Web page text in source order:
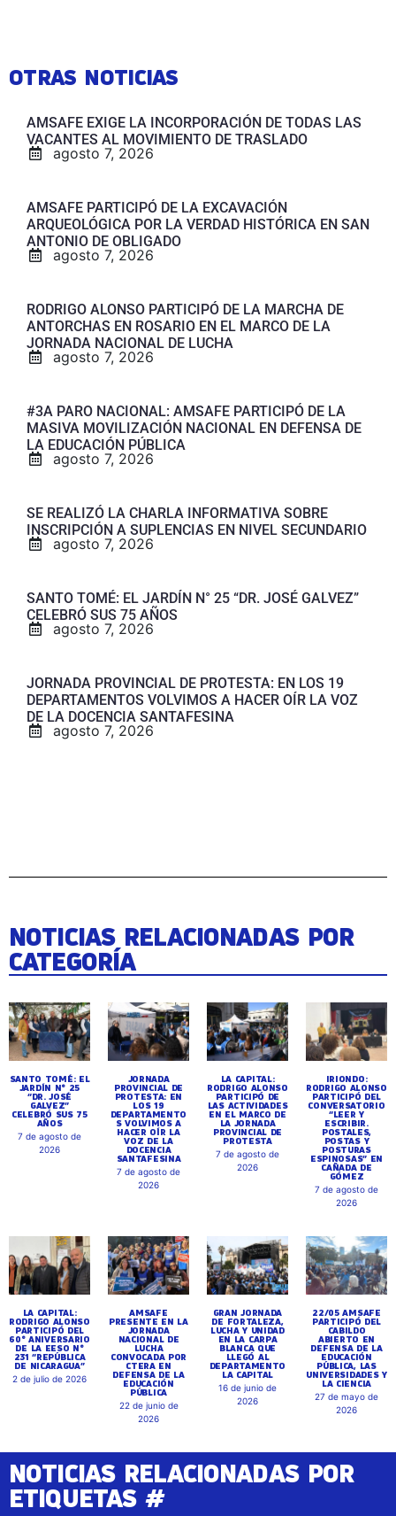
OTRAS NOTICIAS
AMSAFE EXIGE LA INCORPORACIÓN DE TODAS LAS
VACANTES AL MOVIMIENTO DE TRASLADO
agosto 7, 2026
AMSAFE PARTICIPÓ DE LA EXCAVACIÓN
ARQUEOLÓGICA POR LA VERDAD HISTÓRICA EN SAN
ANTONIO DE OBLIGADO
agosto 7, 2026
RODRIGO ALONSO PARTICIPÓ DE LA MARCHA DE
ANTORCHAS EN ROSARIO EN EL MARCO DE LA
JORNADA NACIONAL DE LUCHA
agosto 7, 2026
#3A PARO NACIONAL: AMSAFE PARTICIPÓ DE LA
MASIVA MOVILIZACIÓN NACIONAL EN DEFENSA DE
LA EDUCACIÓN PÚBLICA
agosto 7, 2026
SE REALIZÓ LA CHARLA INFORMATIVA SOBRE
INSCRIPCIÓN A SUPLENCIAS EN NIVEL SECUNDARIO
agosto 7, 2026
SANTO TOMÉ: EL JARDÍN N° 25 “DR. JOSÉ GALVEZ”
CELEBRÓ SUS 75 AÑOS
agosto 7, 2026
JORNADA PROVINCIAL DE PROTESTA: EN LOS 19
DEPARTAMENTOS VOLVIMOS A HACER OÍR LA VOZ
DE LA DOCENCIA SANTAFESINA
agosto 7, 2026
NOTICIAS RELACIONADAS POR
CATEGORÍA
SANTO TOMÉ: EL
JARDÍN N° 25
“DR. JOSÉ
GALVEZ”
CELEBRÓ SUS 75
AÑOS
7 de agosto de
2026
JORNADA
PROVINCIAL DE
PROTESTA: EN
LOS 19
DEPARTAMENTO
S VOLVIMOS A
HACER OÍR LA
VOZ DE LA
DOCENCIA
SANTAFESINA
7 de agosto de
2026
LA CAPITAL:
RODRIGO ALONSO
PARTICIPÓ DE
LAS ACTIVIDADES
EN EL MARCO DE
LA JORNADA
PROVINCIAL DE
PROTESTA
7 de agosto de
2026
IRIONDO:
RODRIGO ALONSO
PARTICIPÓ DEL
CONVERSATORIO
“LEER Y
ESCRIBIR.
POSTALES,
POSTAS Y
POSTURAS
ESPINOSAS” EN
CAÑADA DE
GÓMEZ
7 de agosto de
2026
LA CAPITAL:
RODRIGO ALONSO
PARTICIPÓ DEL
60° ANIVERSARIO
DE LA EESO N°
231 “REPÚBLICA
DE NICARAGUA”
2 de julio de 2026
AMSAFE
PRESENTE EN LA
JORNADA
NACIONAL DE
LUCHA
CONVOCADA POR
CTERA EN
DEFENSA DE LA
EDUCACIÓN
PÚBLICA
22 de junio de
2026
GRAN JORNADA
DE FORTALEZA,
LUCHA Y UNIDAD
EN LA CARPA
BLANCA QUE
LLEGÓ AL
DEPARTAMENTO
LA CAPITAL
16 de junio de
2026
22/05 AMSAFE
PARTICIPÓ DEL
CABILDO
ABIERTO EN
DEFENSA DE LA
EDUCACIÓN
PÚBLICA, LAS
UNIVERSIDADES Y
LA CIENCIA
27 de mayo de
2026
NOTICIAS RELACIONADAS POR
ETIQUETAS #